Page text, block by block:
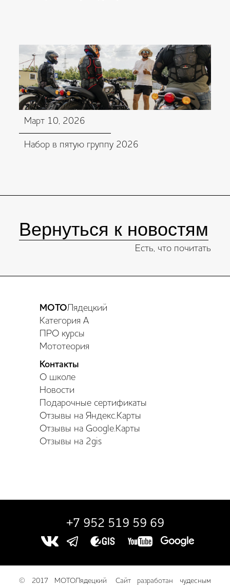
Март 10, 2026
Набор в пятую группу 2026
Вернуться к новостям
Есть, что почитать
МОТОЛядецкий
Категория А
ПРО курсы
Мототеория
Контакты
О школе
Новости
Подарочные сертификаты
Отзывы на Яндекс.Карты
Отзывы на Google.Карты
Отзывы на 2gis
+7 952 519 59 69
© 2017 МОТОЛядецкий Сайт разработан чудесным